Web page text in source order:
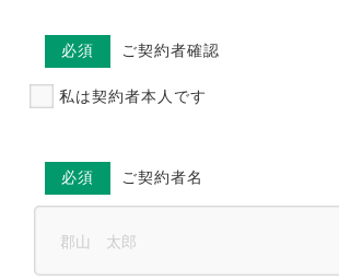
必須 ご契約者確認
私は契約者本人です
必須 ご契約者名